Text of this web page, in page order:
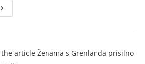
Najnovije